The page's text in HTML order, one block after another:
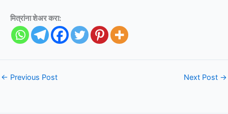
मित्रांना शेअर करा:
← Previous Post Next Post →